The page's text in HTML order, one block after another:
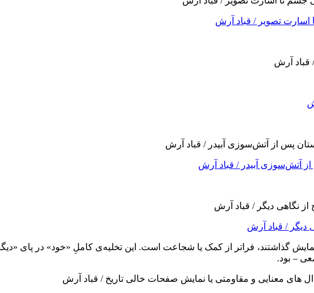
تصویر / قباد آرش
آتش‌سوزی آبیدر / قباد آرش
دیگر / قباد آرش
نمایش گذاشتند، فراتر از کمک یا شجاعت است. این تخلیه‌ی کاملِ «خود» در پای
– بود.